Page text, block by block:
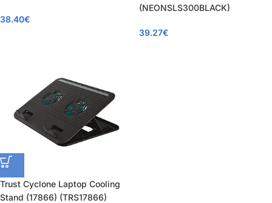
38.40€
(NEONSLS300BLACK)
39.27€
Trust Cyclone Laptop Cooling
Stand (17866) (TRS17866)